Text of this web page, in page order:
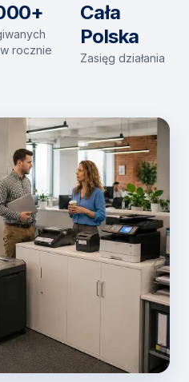
rocznie
Cała
Polska
Zasięg działania